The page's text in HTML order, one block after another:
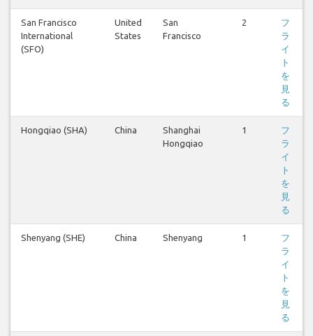
San Francisco
International
(SFO)
United
States
San
Francisco
2
フ
ラ
イ
ト
を
見
る
Hongqiao (SHA) China
Shanghai
Hongqiao
1
フ
ラ
イ
ト
を
見
る
Shenyang (SHE) China Shenyang 1
フ
ラ
イ
ト
を
見
る